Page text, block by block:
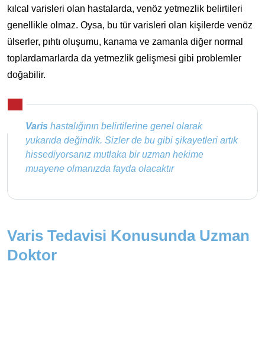
kılcal varisleri olan hastalarda, venöz yetmezlik belirtileri
genellikle olmaz. Oysa, bu tür varisleri olan kişilerde venöz
ülserler, pıhtı oluşumu, kanama ve zamanla diğer normal
toplardamarlarda da yetmezlik gelişmesi gibi problemler
doğabilir.
Varis hastalığının belirtilerine genel olarak
yukarıda değindik. Sizler de bu gibi şikayetleri artık
hissediyorsanız mutlaka bir uzman hekime
muayene olmanızda fayda olacaktır
Varis Tedavisi Konusunda Uzman
Doktor